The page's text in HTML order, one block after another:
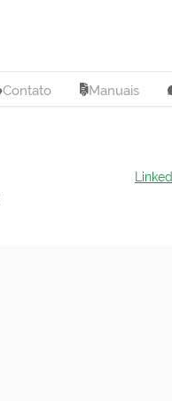
Contato Manuais